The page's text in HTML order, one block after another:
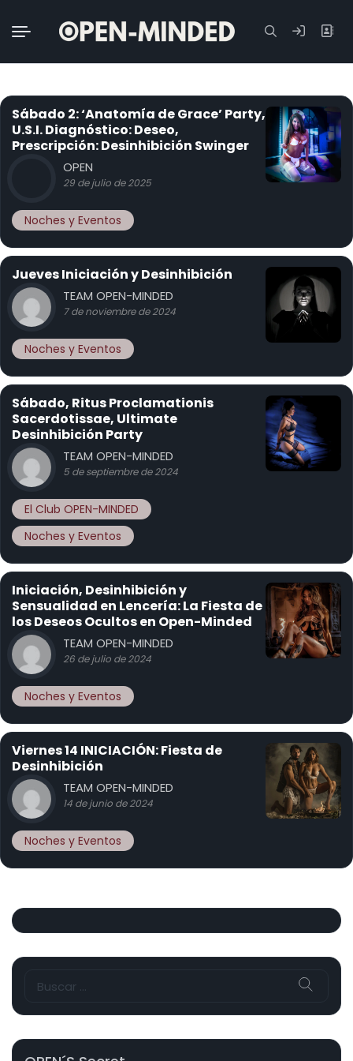
Buscar:
Sábado 2: ‘Anatomía de Grace’ Party,
U.S.I. Diagnóstico: Deseo,
Prescripción: Desinhibición Swinger
OPEN
29 de julio de 2025
Noches y Eventos
Jueves Iniciación y Desinhibición
TEAM OPEN-MINDED
7 de noviembre de 2024
Noches y Eventos
Sábado, Ritus Proclamationis
Sacerdotissae, Ultimate
Desinhibición Party
TEAM OPEN-MINDED
5 de septiembre de 2024
El Club OPEN-MINDED
Noches y Eventos
Iniciación, Desinhibición y
Sensualidad en Lencería: La Fiesta de
los Deseos Ocultos en Open-Minded
TEAM OPEN-MINDED
26 de julio de 2024
Noches y Eventos
Viernes 14 INICIACIÓN: Fiesta de
Desinhibición
TEAM OPEN-MINDED
14 de junio de 2024
Noches y Eventos